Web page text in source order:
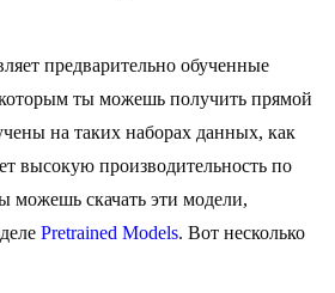
предварительно обученные
ты можешь получить прямой
на таких наборах данных, как
высокую производительность по
можешь скачать эти модели,
Pretrained Models. Вот несколько